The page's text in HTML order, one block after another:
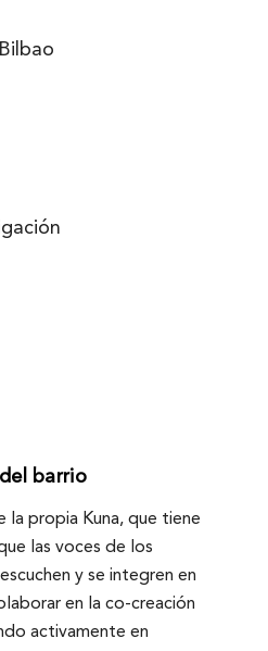
barrio
la propia Kuna, que tiene
las voces de los
y se integren en
en la co-creación
activamente en